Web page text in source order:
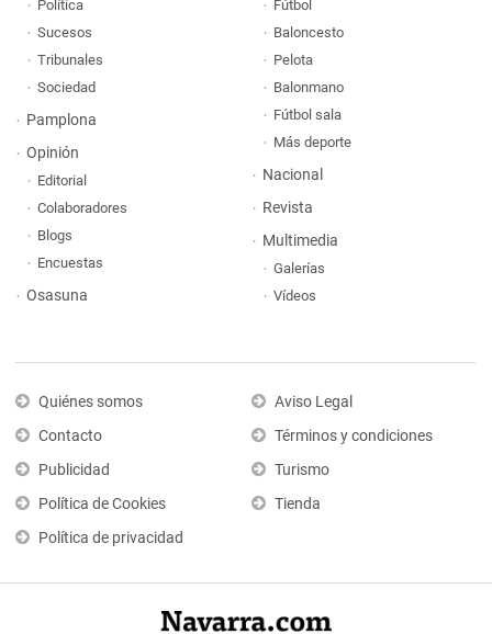
Política
Sucesos
Tribunales
Sociedad
Pamplona
Opinión
Editorial
Colaboradores
Blogs
Encuestas
Osasuna
Fútbol
Baloncesto
Pelota
Balonmano
Fútbol sala
Más deporte
Nacional
Revista
Multimedia
Galerías
Vídeos
Quiénes somos
Contacto
Publicidad
Política de Cookies
Política de privacidad
Aviso Legal
Términos y condiciones
Turismo
Tienda